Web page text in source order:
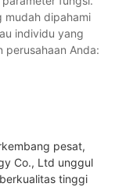
mudah dipahami
individu yang
perusahaan Anda:
pesat,
Co., Ltd unggul
tinggi